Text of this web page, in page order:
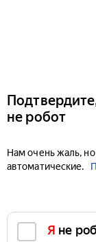
не робот
Нам очень жаль,
автоматические.
Я не